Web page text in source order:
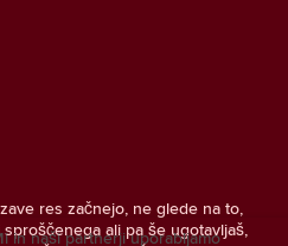
res začnejo, ne glede na to,
ali pa še ugotavljaš,
in naši partnerji uporabljamo